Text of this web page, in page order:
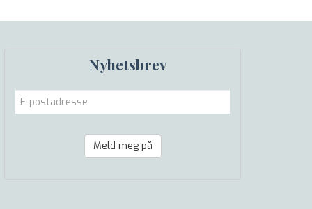
Nyhetsbrev
Meld meg på